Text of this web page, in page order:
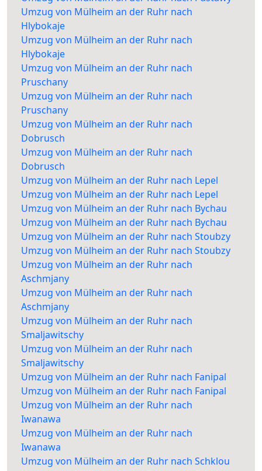
Umzug von Mülheim an der Ruhr nach
Hlybokaje
Umzug von Mülheim an der Ruhr nach
Hlybokaje
Umzug von Mülheim an der Ruhr nach
Pruschany
Umzug von Mülheim an der Ruhr nach
Pruschany
Umzug von Mülheim an der Ruhr nach
Dobrusch
Umzug von Mülheim an der Ruhr nach
Dobrusch
Umzug von Mülheim an der Ruhr nach Lepel
Umzug von Mülheim an der Ruhr nach Lepel
Umzug von Mülheim an der Ruhr nach Bychau
Umzug von Mülheim an der Ruhr nach Bychau
Umzug von Mülheim an der Ruhr nach Stoubzy
Umzug von Mülheim an der Ruhr nach Stoubzy
Umzug von Mülheim an der Ruhr nach
Aschmjany
Umzug von Mülheim an der Ruhr nach
Aschmjany
Umzug von Mülheim an der Ruhr nach
Smaljawitschy
Umzug von Mülheim an der Ruhr nach
Smaljawitschy
Umzug von Mülheim an der Ruhr nach Fanipal
Umzug von Mülheim an der Ruhr nach Fanipal
Umzug von Mülheim an der Ruhr nach
Iwanawa
Umzug von Mülheim an der Ruhr nach
Iwanawa
Umzug von Mülheim an der Ruhr nach Schklou